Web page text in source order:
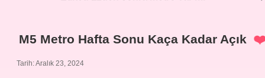
M5 Metro Hafta Sonu Kaça Kadar Açık
Tarih: Aralık 23, 2024